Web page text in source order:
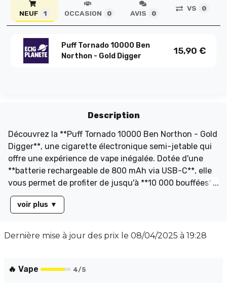
NEUF 1 OCCASION 0 AVIS 0
VS 0
Puff Tornado 10000 Ben
Northon - Gold Digger
15,90 €
Description
Découvrez la **Puff Tornado 10000 Ben Northon - Gold
Digger**, une cigarette électronique semi-jetable qui
offre une expérience de vape inégalée. Dotée d'une
**batterie rechargeable de 800 mAh via USB-C**, elle
vous permet de profiter de jusqu'à **10 000 bouffées**
grâce à son **réservoir scellé de 10 ml**, remplissable
trois fois. Sa **résistance en mesh de 1 ohm** garantit
**tirage automatique**, il suffit d'inhaler pour activer la
voir plus ▼
Dernière mise à jour des prix le 08/04/2025 à 19:28
🔥 Vape 4/5